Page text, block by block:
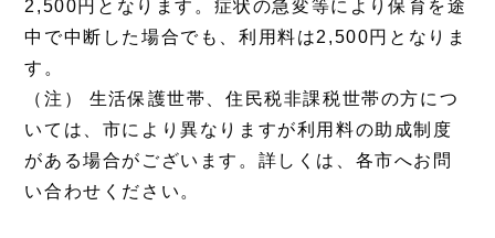
2,500円となります。症状の急変等により保育を途
中で中断した場合でも、利用料は2,500円となりま
す。
（注） 生活保護世帯、住民税非課税世帯の方につ
いては、市により異なりますが利用料の助成制度
がある場合がございます。詳しくは、各市へお問
い合わせください。